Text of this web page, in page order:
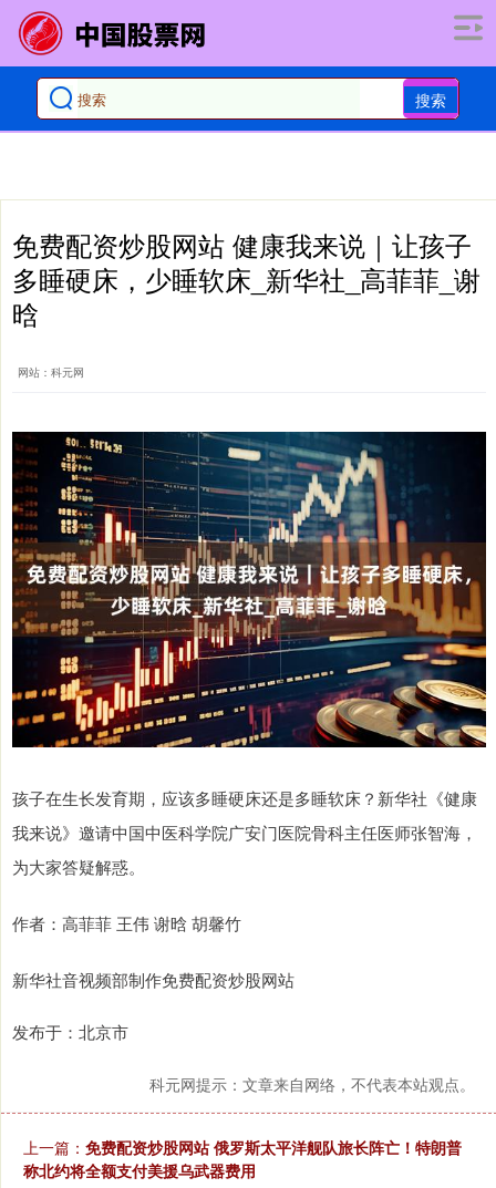
搜索
免费配资炒股网站 健康我来说｜让孩子
多睡硬床，少睡软床_新华社_高菲菲_谢
晗
网站：科元网
孩子在生长发育期，应该多睡硬床还是多睡软床？新华社《健康
我来说》邀请中国中医科学院广安门医院骨科主任医师张智海，
为大家答疑解惑。
作者：高菲菲 王伟 谢晗 胡馨竹
新华社音视频部制作免费配资炒股网站
发布于：北京市
科元网提示：文章来自网络，不代表本站观点。
上一篇： 免费配资炒股网站 俄罗斯太平洋舰队旅长阵亡！特朗普
称北约将全额支付美援乌武器费用